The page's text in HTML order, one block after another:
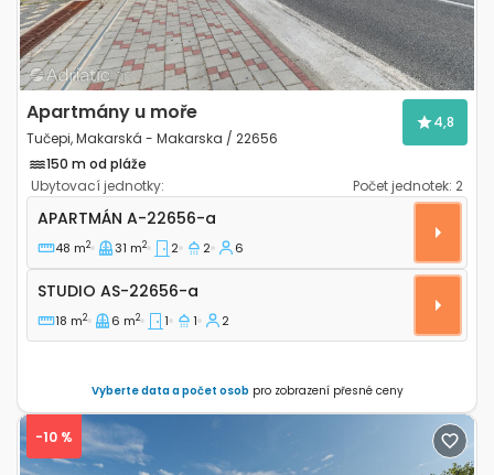
Apartmány u moře
Tučepi, Makarská - Makarska / 22656
4,8
150 m od pláže
Ubytovací jednotky:
Počet jednotek: 2
Dvoupokojový apartmán Tučepi, Makarská -
APARTMÁN A-22656-a
48 m2 31 m2 2 2 6
Studio AS-22656-a
STUDIO AS-22656-a
18 m2 6 m2 1 1 2
Vyberte data a počet osob pro zobrazení přesné ceny
-10 %